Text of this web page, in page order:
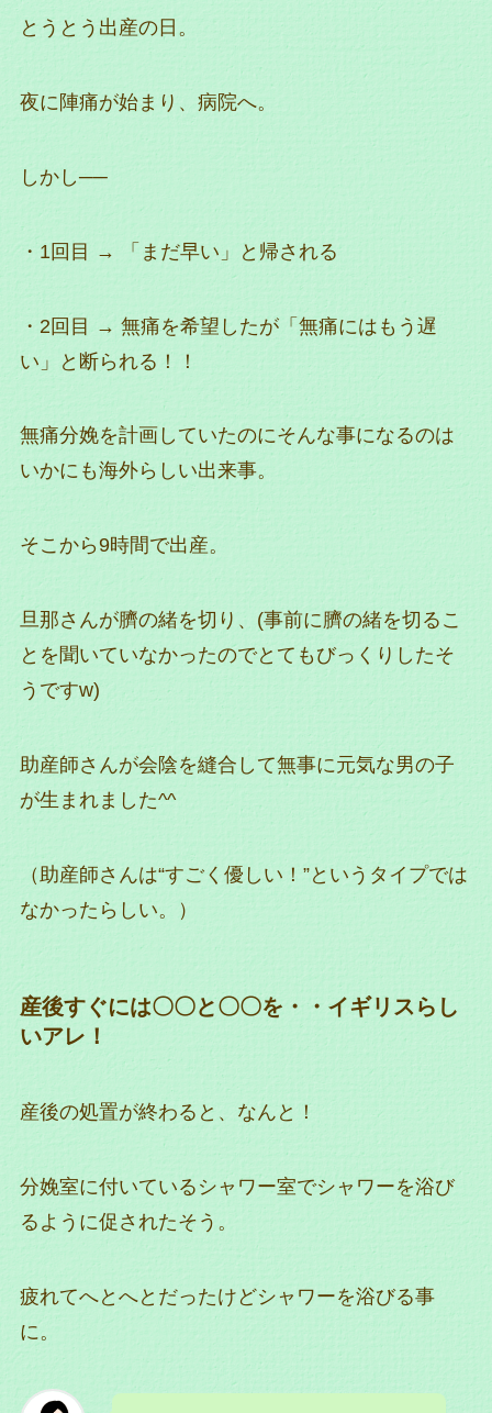
とうとう出産の日。
夜に陣痛が始まり、病院へ。
しかし──
・1回目 → 「まだ早い」と帰される
・2回目 → 無痛を希望したが「無痛にはもう遅
い」と断られる！！
無痛分娩を計画していたのにそんな事になるのは
いかにも海外らしい出来事。
そこから9時間で出産。
旦那さんが臍の緒を切り、(事前に臍の緒を切るこ
とを聞いていなかったのでとてもびっくりしたそ
うですw)
助産師さんが会陰を縫合して無事に元気な男の子
が生まれました^^
（助産師さんは“すごく優しい！”というタイプでは
なかったらしい。）
産後すぐには〇〇と〇〇を・・イギリスらし
いアレ！
産後の処置が終わると、なんと！
分娩室に付いているシャワー室でシャワーを浴び
るように促されたそう。
疲れてへとへとだったけどシャワーを浴びる事
に。